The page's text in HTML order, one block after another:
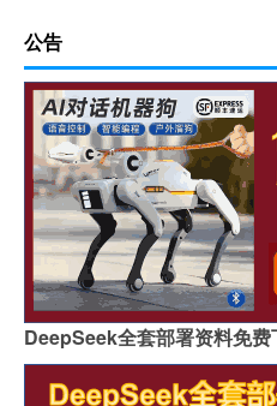
公告
DeepSeek全套部署资料免费